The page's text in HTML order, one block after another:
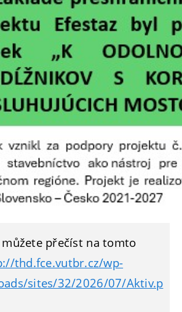
můžete přečíst na tomto
thd.fce.vutbr.cz/wp-
sites/32/2026/07/Aktiv.p